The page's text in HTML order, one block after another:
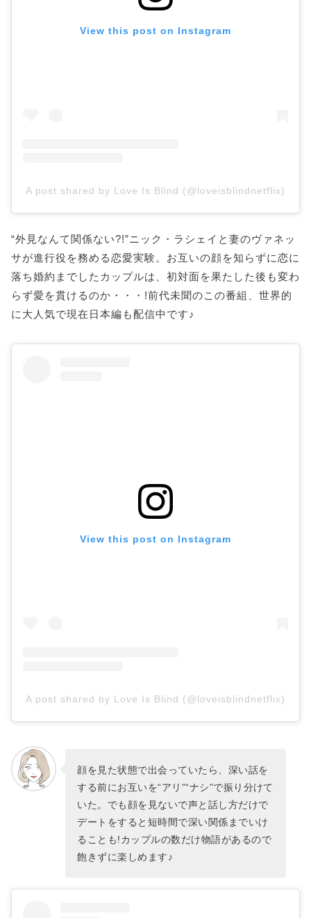
View this post on Instagram
A post shared by Love Is Blind (@loveisblindnetflix)
“外見なんて関係ない?!”ニック・ラシェイと妻のヴァネッ
サが進行役を務める恋愛実験。お互いの顔を知らずに恋に
落ち婚約までしたカップルは、初対面を果たした後も変わ
らず愛を貫けるのか・・・!前代未聞のこの番組、世界的
に大人気で現在日本編も配信中です♪
View this post on Instagram
A post shared by Love Is Blind (@loveisblindnetflix)
顔を見た状態で出会っていたら、深い話を
する前にお互いを“アリ”“ナシ”で振り分けて
いた。でも顔を見ないで声と話し方だけで
デートをすると短時間で深い関係までいけ
ることも!カップルの数だけ物語があるので
飽きずに楽しめます♪